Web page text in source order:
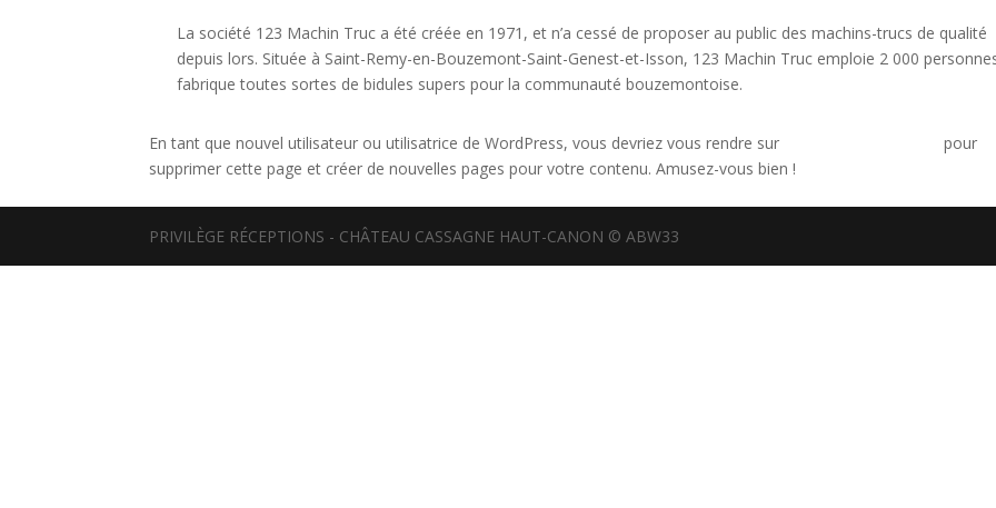
La société 123 Machin Truc a été créée en 1971, et n’a cessé de proposer au public des machins-trucs de qualité
depuis lors. Située à Saint-Remy-en-Bouzemont-Saint-Genest-et-Isson, 123 Machin Truc emploie 2 000
fabrique toutes sortes de bidules supers pour la communauté bouzemontoise.
En tant que nouvel utilisateur ou utilisatrice de WordPress, vous devriez vous rendre sur
pour
supprimer cette page et créer de nouvelles pages pour votre contenu. Amusez-vous bien !
PRIVILÈGE RÉCEPTIONS - CHÂTEAU CASSAGNE HAUT-CANON © ABW33